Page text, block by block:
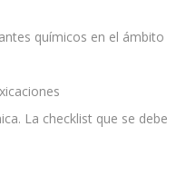
químicos en el ámbito
La checklist que se debe